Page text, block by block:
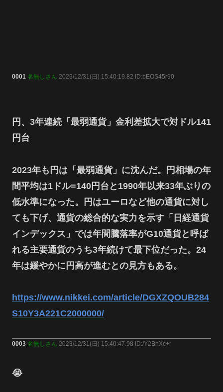
0001 名無しさん 2023/12/31(日) 15:40:19.82 ID:bEOS45r90
円、3年連続「最弱通貨」金利差拡大で対ドル141
円台
2023年も円は「最弱通貨」に沈んだ。円相場の年
間平均は1ドル=140円台と1990年以来33年ぶりの
低水準になった。円はユーロなど他の通貨に対し
ても下げ、通貨の総合的な実力を示す「日経通貨
インデックス」では年間騰落率がG10通貨と呼ば
れる主要通貨のうち3年続けて最下位だった。24
年は緩やかに円高が進むとの見方もある。
https://www.nikkei.com/article/DGXZQOUB284
S10Y3A221C2000000/
0003 名無しさん 2023/12/31(日) 15:40:47.98 ID:/Y2BnXc+r
😭